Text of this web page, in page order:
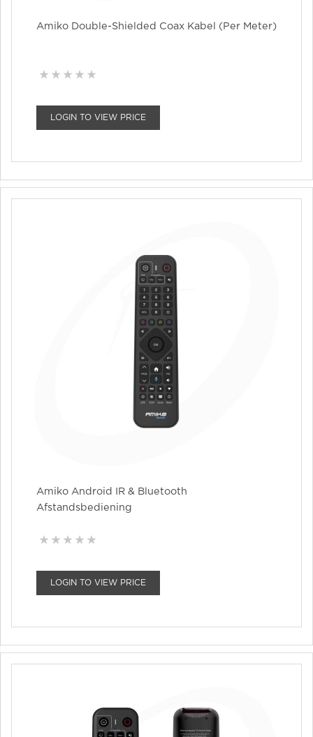
Amiko Double-Shielded Coax Kabel (per Meter)
LOGIN TO VIEW PRICE
Amiko Android IR & Bluetooth
Afstandsbediening
LOGIN TO VIEW PRICE